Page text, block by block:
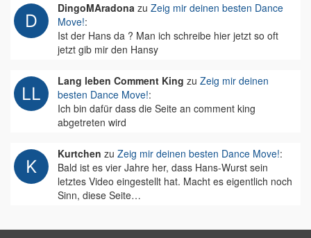
DingoMAradona zu Zeig mir deinen besten Dance
Move!:
Ist der Hans da ? Man ich schreibe hier jetzt so oft
jetzt gib mir den Hansy
Lang leben Comment King zu Zeig mir deinen
besten Dance Move!:
Ich bin dafür dass die Seite an comment king
abgetreten wird
Kurtchen zu Zeig mir deinen besten Dance Move!:
Bald ist es vier Jahre her, dass Hans-Wurst sein
letztes Video eingestellt hat. Macht es eigentlich noch
Sinn, diese Seite…